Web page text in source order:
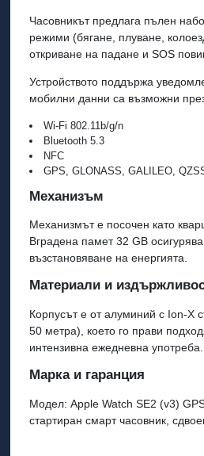
Часовникът предлага пълен
режими (бягане, плуване,
откриване на падане и SOS
Устройството поддържа
мобилни данни са възможни
Wi‑Fi 802.11b/g/n
Bluetooth 5.3
NFC
GPS, GLONASS, GALILEO,
Механизъм
Механизмът е посочен като
Вградена памет 32 GB
възстановяване на енергията.
Материали и
Корпусът е от алуминий с Ion‑X
50 метра), което го прави
интензивна ежедневна употреба.
Марка и гаранция
Модел: Apple Watch SE2 (v3)
стартиран смарт часовник,